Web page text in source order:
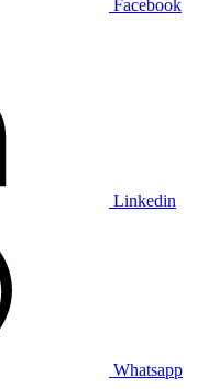
Facebook
Linkedin
Whatsapp